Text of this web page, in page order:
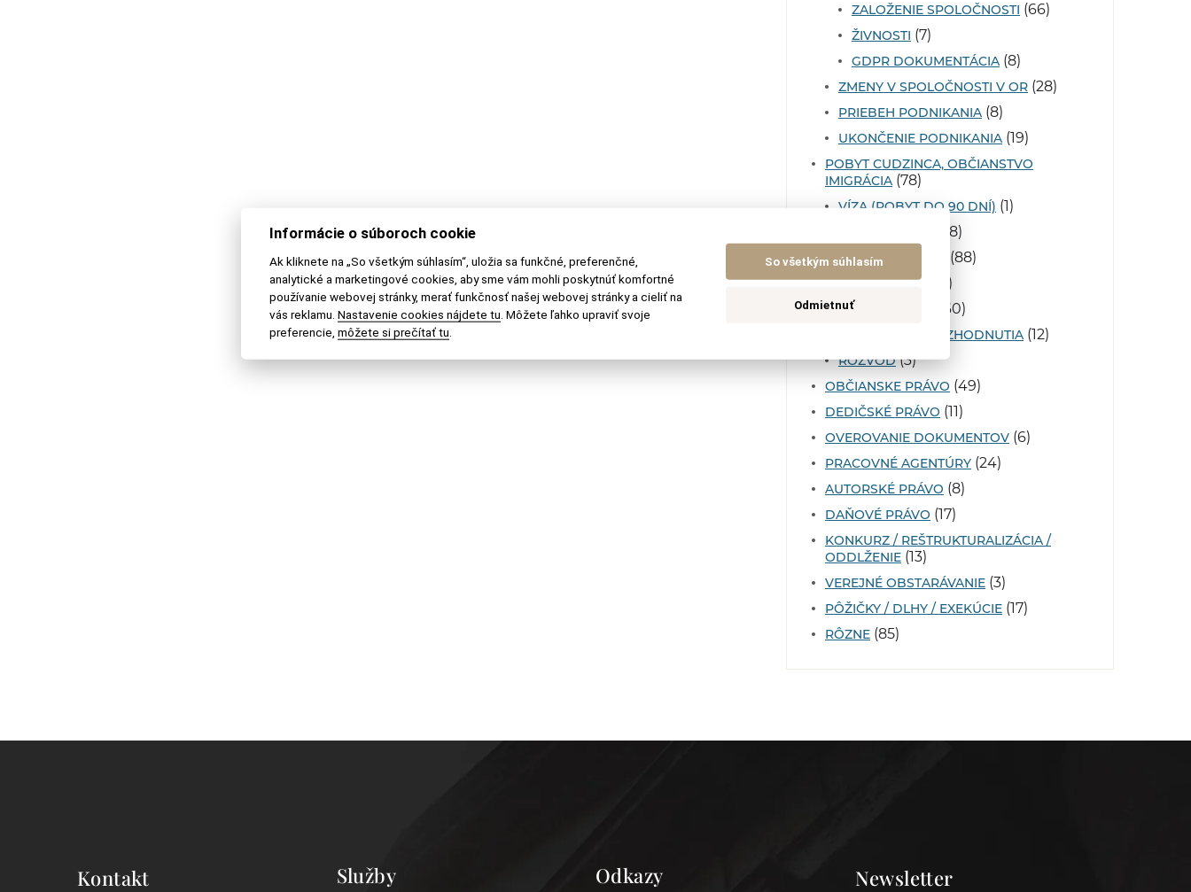
ZALOŽENIE SPOLOČNOSTI (66)
ŽIVNOSTI (7)
GDPR DOKUMENTÁCIA (8)
ZMENY V SPOLOČNOSTI V OR (28)
PRIEBEH PODNIKANIA (8)
UKONČENIE PODNIKANIA (19)
POBYT CUDZINCA, OBČIANSTVO
IMIGRÁCIA (78)
VÍZA (POBYT DO 90 DNÍ) (1)
(78)
PRACOVNÉ PRÁVO (88)
ZAMESTNANEC (1)
RODINNÉ PRÁVO (60)
ZAHRANIČNÉ ROZHODNUTIA (12)
ROZVOD(3)
OBČIANSKE PRÁVO (49)
DEDIČSKÉ PRÁVO (11)
OVEROVANIE DOKUMENTOV (6)
PRACOVNÉ AGENTÚRY (24)
AUTORSKÉ PRÁVO (8)
DAŇOVÉ PRÁVO (17)
KONKURZ / REŠTRUKTURALIZÁCIA /
ODDLŽENIE (13)
VEREJNÉ OBSTARÁVANIE (3)
PÔŽIČKY / DLHY / EXEKÚCIE (17)
RÔZNE (85)
Kontakt Služby Odkazy Newsletter
Informácie o súboroch cookie
Ak kliknete na „So všetkým súhlasím“, uložia sa funkčné, preferenčné,
analytické a marketingové cookies, aby sme vám mohli poskytnúť komfortné
používanie webovej stránky, merať funkčnosť našej webovej stránky a cieliť na
vás reklamu. Nastavenie cookies nájdete tu . Môžete ľahko upraviť svoje
preferencie, môžete si prečítať tu
So všetkým súhlasím
Odmietnuť